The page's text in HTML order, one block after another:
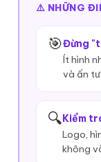
⚠️ NHỮNG
🎯Đừng
Ít hình
và ấn
🔍Kiểm
Logo,
không